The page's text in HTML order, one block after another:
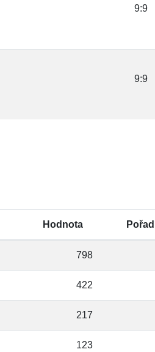
9:9
9:9
Hodnota
798
422
217
123